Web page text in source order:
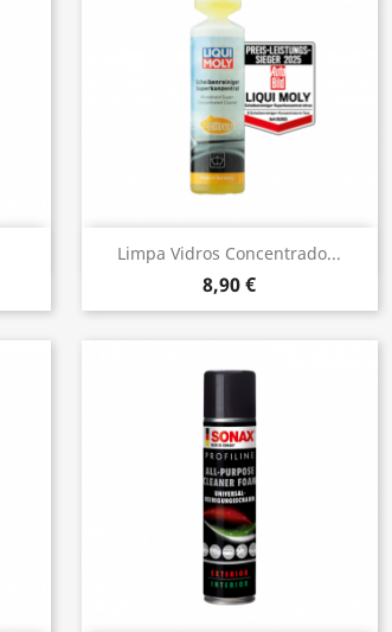
Limpa Vidros Concentrado...
8,90 €
Vista rápida